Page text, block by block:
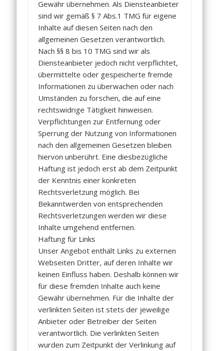
Gewähr übernehmen. Als Diensteanbieter
sind wir gemäß § 7 Abs.1 TMG für eigene
Inhalte auf diesen Seiten nach den
allgemeinen Gesetzen verantwortlich.
Nach §§ 8 bis 10 TMG sind wir als
Diensteanbieter jedoch nicht verpflichtet,
übermittelte oder gespeicherte fremde
Informationen zu überwachen oder nach
Umständen zu forschen, die auf eine
rechtswidrige Tätigkeit hinweisen.
Verpflichtungen zur Entfernung oder
Sperrung der Nutzung von Informationen
nach den allgemeinen Gesetzen bleiben
hiervon unberührt. Eine diesbezügliche
Haftung ist jedoch erst ab dem Zeitpunkt
der Kenntnis einer konkreten
Rechtsverletzung möglich. Bei
Bekanntwerden von entsprechenden
Rechtsverletzungen werden wir diese
Inhalte umgehend entfernen.
Haftung für Links
Unser Angebot enthält Links zu externen
Webseiten Dritter, auf deren Inhalte wir
keinen Einfluss haben. Deshalb können wir
für diese fremden Inhalte auch keine
Gewähr übernehmen. Für die Inhalte der
verlinkten Seiten ist stets der jeweilige
Anbieter oder Betreiber der Seiten
verantwortlich. Die verlinkten Seiten
wurden zum Zeitpunkt der Verlinkung auf